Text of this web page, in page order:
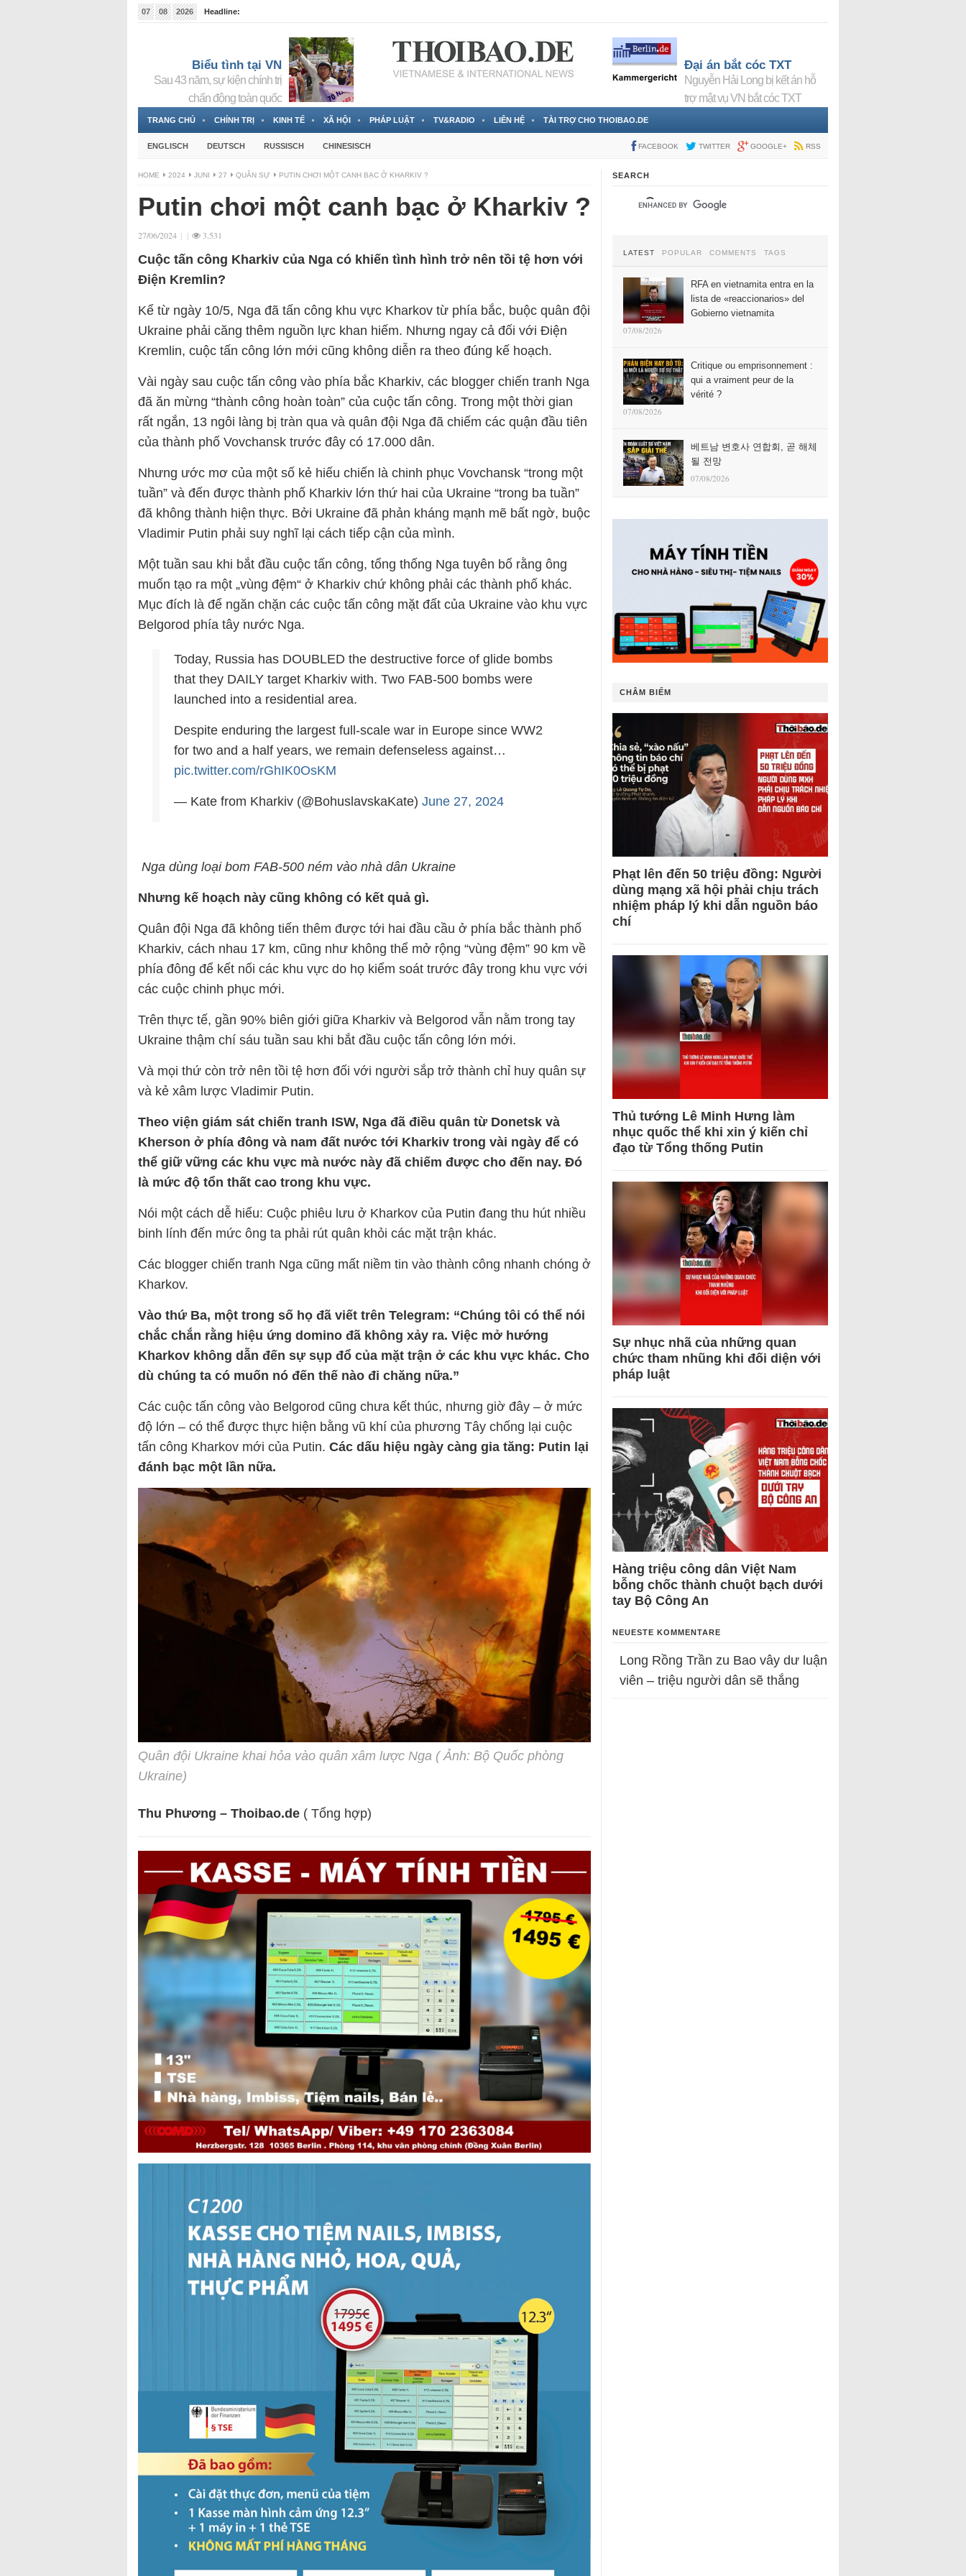
07 08 2026
Headline:
Biểu tình tại VN
Sau 43 năm, sự kiện chính trị
chấn động toàn quốc
Đại án bắt cóc TXT
Nguyễn Hải Long bị kết án hỗ
trợ mật vụ VN bắt cóc TXT
TRANG CHỦ CHÍNH TRỊ KINH TẾ XÃ HỘI PHÁP LUẬT TV&RADIO LIÊN HỆ TÀI TRỢ CHO THOIBAO.DE
ENGLISCH DEUTSCH RUSSISCH CHINESISCH FACEBOOK TWITTER GOOGLE+ RSS
HOME 2024 JUNI 27 QUÂN SỰ PUTIN CHƠI MỘT CANH BẠC Ở KHARKIV ?
Putin chơi một canh bạc ở Kharkiv ?
27/06/2024 | | 3.531
Cuộc tấn công Kharkiv của Nga có khiến tình hình trở nên tồi tệ hơn với
Điện Kremlin?
Kể từ ngày 10/5, Nga đã tấn công khu vực Kharkov từ phía bắc, buộc quân đội
Ukraine phải căng thêm nguồn lực khan hiếm. Nhưng ngay cả đối với Điện
Kremlin, cuộc tấn công lớn mới cũng không diễn ra theo đúng kế hoạch.
Vài ngày sau cuộc tấn công vào phía bắc Kharkiv, các blogger chiến tranh Nga
đã ăn mừng “thành công hoàn toàn” của cuộc tấn công. Trong một thời gian
rất ngắn, 13 ngôi làng bị tràn qua và quân đội Nga đã chiếm các quận đầu tiên
của thành phố Vovchansk trước đây có 17.000 dân.
Nhưng ước mơ của một số kẻ hiếu chiến là chinh phục Vovchansk “trong một
tuần” và đến được thành phố Kharkiv lớn thứ hai của Ukraine “trong ba tuần”
đã không thành hiện thực. Bởi Ukraine đã phản kháng mạnh mẽ bất ngờ, buộc
Vladimir Putin phải suy nghĩ lại cách tiếp cận của mình.
Một tuần sau khi bắt đầu cuộc tấn công, tổng thống Nga tuyên bố rằng ông
muốn tạo ra một „vùng đệm“ ở Kharkiv chứ không phải các thành phố khác.
Mục đích là để ngăn chặn các cuộc tấn công mặt đất của Ukraine vào khu vực
Belgorod phía tây nước Nga.
Today, Russia has DOUBLED the destructive force of glide bombs
that they DAILY target Kharkiv with. Two FAB-500 bombs were
launched into a residential area.
Despite enduring the largest full-scale war in Europe since WW2
for two and a half years, we remain defenseless against…
pic.twitter.com/rGhIK0OsKM
— Kate from Kharkiv (@BohuslavskaKate) June 27, 2024
Nga dùng loại bom FAB-500 ném vào nhà dân Ukraine
Nhưng kế hoạch này cũng không có kết quả gì.
Quân đội Nga đã không tiến thêm được tới hai đầu cầu ở phía bắc thành phố
Kharkiv, cách nhau 17 km, cũng như không thể mở rộng “vùng đệm” 90 km về
phía đông để kết nối các khu vực do họ kiểm soát trước đây trong khu vực với
các cuộc chinh phục mới.
Trên thực tế, gần 90% biên giới giữa Kharkiv và Belgorod vẫn nằm trong tay
Ukraine thậm chí sáu tuần sau khi bắt đầu cuộc tấn công lớn mới.
Và mọi thứ còn trở nên tồi tệ hơn đối với người sắp trở thành chỉ huy quân sự
và kẻ xâm lược Vladimir Putin.
Theo viện giám sát chiến tranh ISW, Nga đã điều quân từ Donetsk và
Kherson ở phía đông và nam đất nước tới Kharkiv trong vài ngày để có
thể giữ vững các khu vực mà nước này đã chiếm được cho đến nay. Đó
là mức độ tổn thất cao trong khu vực.
Nói một cách dễ hiểu: Cuộc phiêu lưu ở Kharkov của Putin đang thu hút nhiều
binh lính đến mức ông ta phải rút quân khỏi các mặt trận khác.
Các blogger chiến tranh Nga cũng mất niềm tin vào thành công nhanh chóng ở
Kharkov.
Vào thứ Ba, một trong số họ đã viết trên Telegram: “Chúng tôi có thể nói
chắc chắn rằng hiệu ứng domino đã không xảy ra. Việc mở hướng
Kharkov không dẫn đến sự sụp đổ của mặt trận ở các khu vực khác. Cho
dù chúng ta có muốn nó đến thế nào đi chăng nữa.”
Các cuộc tấn công vào Belgorod cũng chưa kết thúc, nhưng giờ đây – ở mức
độ lớn – có thể được thực hiện bằng vũ khí của phương Tây chống lại cuộc
tấn công Kharkov mới của Putin. Các dấu hiệu ngày càng gia tăng: Putin lại
đánh bạc một lần nữa.
Quân đội Ukraine khai hỏa vào quân xâm lược Nga ( Ảnh: Bộ Quốc phòng
Ukraine)
Thu Phương – Thoibao.de ( Tổng hợp)
SEARCH
LATEST POPULAR COMMENTS TAGS
RFA en vietnamita entra en la
lista de «reaccionarios» del
Gobierno vietnamita
07/08/2026
Critique ou emprisonnement :
qui a vraiment peur de la
vérité ?
07/08/2026
베트남 변호사 연합회, 곧 해체
될 전망
07/08/2026
CHÂM BIẾM
Phạt lên đến 50 triệu đồng: Người
dùng mạng xã hội phải chịu trách
nhiệm pháp lý khi dẫn nguồn báo
chí
Thủ tướng Lê Minh Hưng làm
nhục quốc thể khi xin ý kiến chỉ
đạo từ Tổng thống Putin
Sự nhục nhã của những quan
chức tham nhũng khi đối diện với
pháp luật
Hàng triệu công dân Việt Nam
bỗng chốc thành chuột bạch dưới
tay Bộ Công An
NEUESTE KOMMENTARE
Long Rồng Trần zu Bao vây dư luận
viên – triệu người dân sẽ thắng